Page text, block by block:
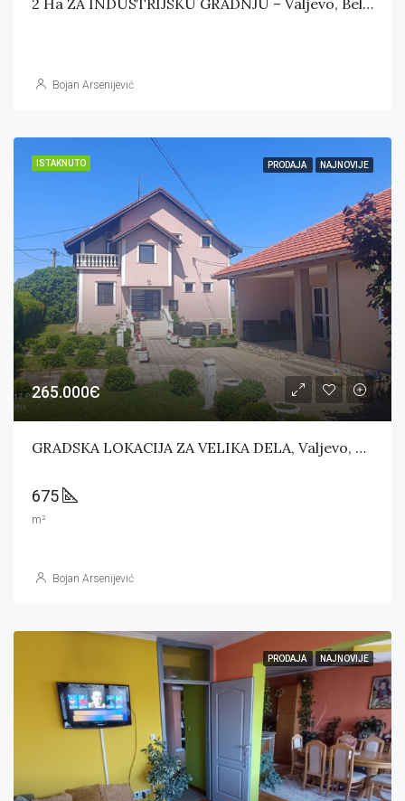
2 Ha ZA INDUSTRIJSKU GRADNJU – Valjevo, Beloševac
Bojan Arsenijević
ISTAKNUTO PRODAJA NAJNOVIJE
265.000Є
GRADSKA LOKACIJA ZA VELIKA DELA, Valjevo, Suvoborska
675
m²
Bojan Arsenijević
PRODAJA NAJNOVIJE